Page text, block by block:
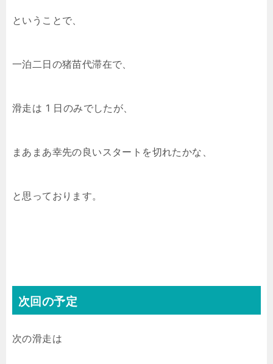
ということで、
一泊二日の猪苗代滞在で、
滑走は 1 日のみでしたが、
まあまあ幸先の良いスタートを切れたかな、
と思っております。
次回の予定
次の滑走は